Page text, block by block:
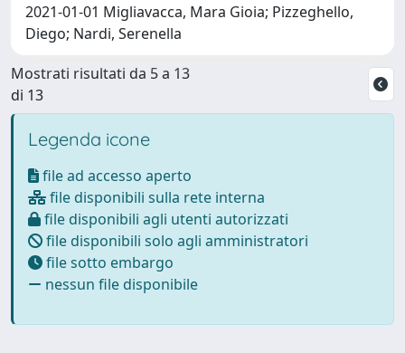
2021-01-01 Migliavacca, Mara Gioia; Pizzeghello,
Diego; Nardi, Serenella
Mostrati risultati da 5 a 13
di 13
Legenda icone
file ad accesso aperto
file disponibili sulla rete interna
file disponibili agli utenti autorizzati
file disponibili solo agli amministratori
file sotto embargo
nessun file disponibile